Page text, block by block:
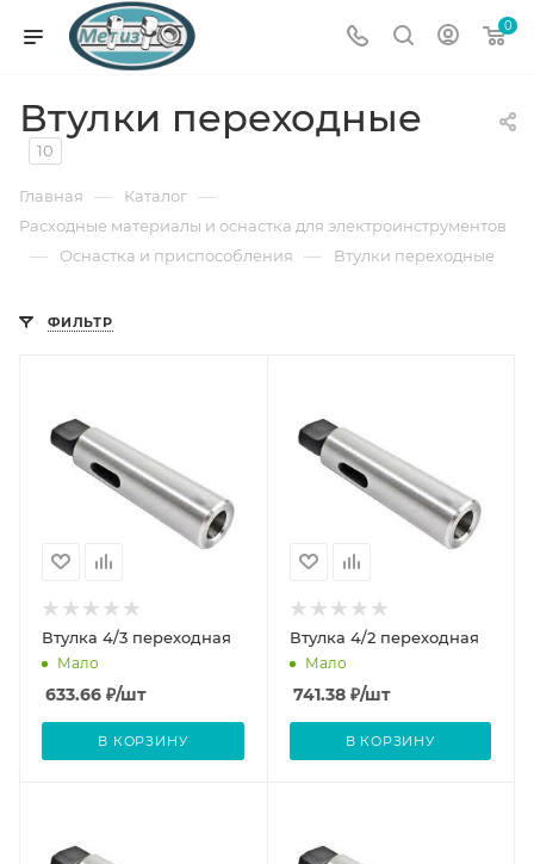
0
Втулки переходные
10
Главная — Каталог —
Расходные материалы и оснастка для электроинструментов
— Оснастка и приспособления — Втулки переходные
ФИЛЬТР
Втулка 4/3 переходная
Мало
633.66 ₽/шт
В КОРЗИНУ
Втулка 4/2 переходная
Мало
741.38₽/шт
В КОРЗИНУ